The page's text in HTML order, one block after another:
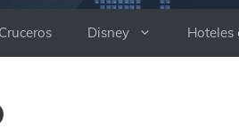
Cruceros Disney Hoteles